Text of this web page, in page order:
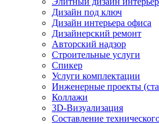
Дизайн под ключ
Дизайн интерьера офиса
Дизайнерский ремонт
Авторский надзор
Строительные услуги
Спикер
Услуги комплектации
Инженерные проекты
Коллажи
3D-Визуализация
Составление